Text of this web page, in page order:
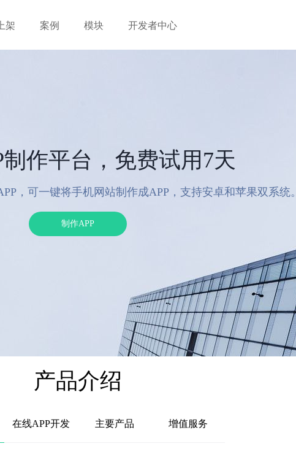
上架 案例 模块 开发者中心
作平台，免费试用7天
，可一键将手机网站制作成APP，支持安卓和苹果双系统。
制作APP
产品介绍
在线APP开发 主要产品 增值服务